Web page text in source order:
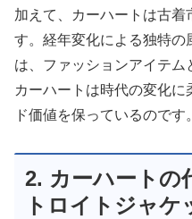
加えて、カーハートは古着
す。経年変化による独特の
は、ファッションアイテム
カーハートは時代の変化
ド価値を保っているのです。
2. カーハートの
トロイトジャ